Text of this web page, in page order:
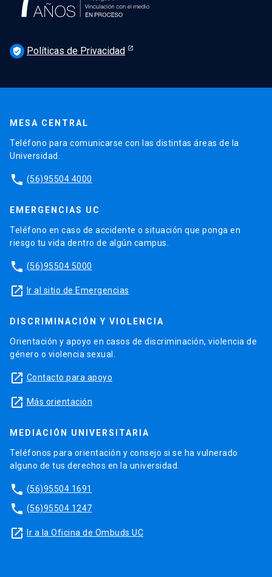
verified_user Políticas de Privacidad
MESA CENTRAL
Teléfono para comunicarse con las distintas áreas de la
Universidad.
phone (56)95504 4000
EMERGENCIAS UC
Teléfono en caso de accidente o situación que ponga en
riesgo tu vida dentro de algún campus.
phone (56)95504 5000
launch Ir al sitio de Emergencias
DISCRIMINACIÓN Y VIOLENCIA
Orientación y apoyo en casos de discriminación, violencia de
género o violencia sexual.
launch Contacto para apoyo
launch Más orientación
MEDIACIÓN UNIVERSITARIA
Teléfonos para orientación y consejo si se ha vulnerado
alguno de tus derechos en la universidad.
phone (56)95504 1691
phone (56)95504 1247
launch Ir a la Oficina de Ombuds UC